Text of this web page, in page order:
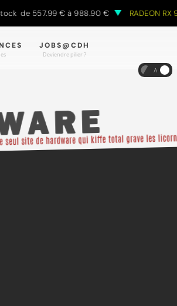
557.99 € à 988.90 € RADEON RX 9070
JOBS@CDH
Deviendre pilier ?
A